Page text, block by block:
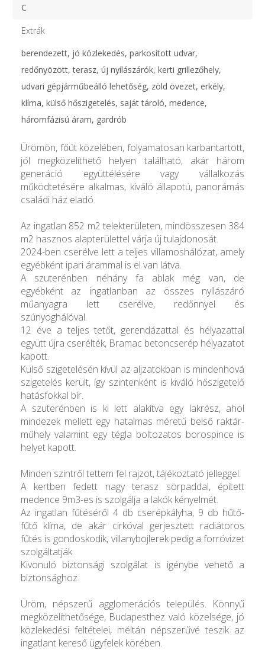
C
Extrák
berendezett, jó közlekedés, parkosított udvar,
redőnyözött, terasz, új nyílászárók, kerti grillezőhely,
udvari gépjárműbeálló lehetőség, zöld övezet, erkély,
klíma, külső hőszigetelés, saját tároló, medence,
háromfázisú áram, gardrób
Ürömön, főút közelében, folyamatosan karbantartott,
jól megközelíthető helyen található, akár három
generáció együttélésére vagy vállalkozás
működtetésére alkalmas, kiváló állapotú, panorámás
családi ház eladó.
Az ingatlan 852 m2 telekterületen, mindösszesen 384
m2 hasznos alapterülettel várja új tulajdonosát.
2024-ben cserélve lett a teljes villamoshálózat, amely
egyébként ipari árammal is el van látva.
A szuterénben néhány fa ablak még van, de
egyébként az ingatlanban az összes nyílászáró
műanyagra lett cserélve, redőnnyel és
szúnyoghálóval.
12 éve a teljes tetőt, gerendázattal és hélyazattal
együtt újra cserélték, Bramac betoncserép hélyazatot
kapott.
Külső szigetelésén kívül az aljzatokban is mindenhová
szigetelés került, így szintenként is kiváló hőszigetelő
hatásfokkal bír.
A szuterénben is ki lett alakítva egy lakrész, ahol
mindezek mellett egy hatalmas méretű belső raktár-
műhely valamint egy tégla boltozatos borospince is
helyet kapott.
Minden szintről tettem fel rajzot, tájékoztató jelleggel.
A kertben fedett nagy terasz sörpaddal, épített
medence 9m3-es is szolgálja a lakók kényelmét.
Az ingatlan fűtéséről 4 db cserépkályha, 9 db hűtő-
fűtő klíma, de akár cirkóval gerjesztett radiátoros
fűtés is gondoskodik, villanybojlerek pedig a forróvizet
szolgáltatják.
Kivonuló biztonsági szolgálat is igénybe vehető a
biztonsághoz.
Üröm, népszerű agglomerációs település. Könnyű
megközelíthetősége, Budapesthez való közelsége, jó
közlekedési feltételei, méltán népszerűvé teszik az
ingatlant kereső ügyfelek körében.